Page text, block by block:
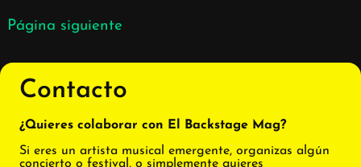
Página siguiente
Contacto
¿Quieres colaborar con El Backstage Mag?
Si eres un artista musical emergente, organizas algún
concierto o festival, o simplemente quieres